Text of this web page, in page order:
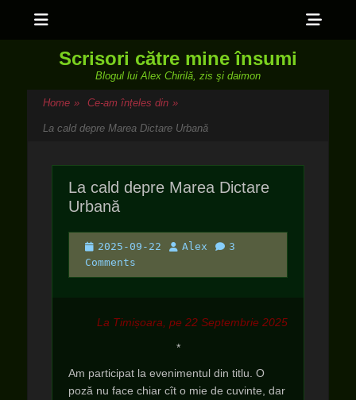
Scrisori către mine însumi
Blogul lui Alex Chirilă, zis şi daimon
Home » Ce-am înțeles din »
La cald depre Marea Dictare Urbană
La cald depre Marea Dictare
Urbană
Posted
on
2025-09-22 Author
Alex
3
Comments
La Timișoara, pe 22 Septembrie 2025
*
Am participat la evenimentul din titlu. O
poză nu face chiar cît o mie de cuvinte, dar